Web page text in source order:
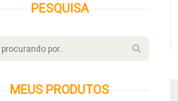
PESQUISA
MEUS PRODUTOS